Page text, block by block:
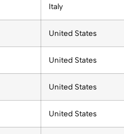
Italy
United States
United States
United States
United States